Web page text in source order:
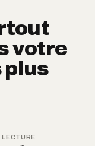
votre
plus
LECTURE